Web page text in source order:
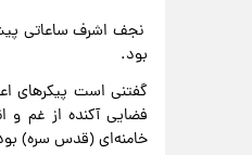
نجف اشرف ساعاتی
بود.
گفتنی است پیکرهای
فضایی آکنده از غم و
خامنه‌ای (قدس سره)